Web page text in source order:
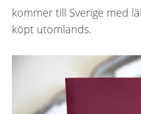
kommer till Sverige med
köpt utomlands.